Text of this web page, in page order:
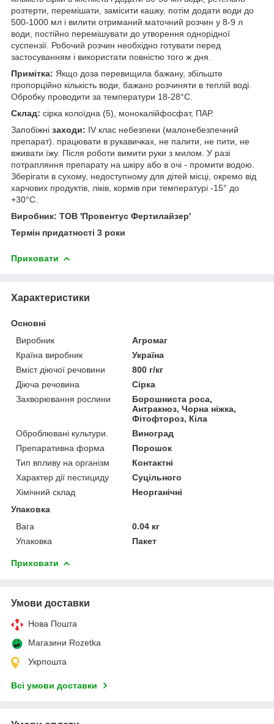
розтерти, перемішати, замісити кашку, потім додати води до
500-1000 мл і вилити отриманий маточний розчин у 8-9 л
води, постійно перемішувати до утворення однорідної
суспензії. Робочий розчин необхідно готувати перед
застосуванням і використати повністю того ж дня.
Примітка: Якщо доза перевищила бажану, збільште
пропорційно кількість води, бажано розчиняти в теплій воді.
Обробку проводити за температури 18-28°С.
Склад: сірка колоїдна (5), монокалійфосфат, ПАР.
Запобіжні заходи: IV клас небезпеки (малонебезпечний
препарат). працювати в рукавичках, не палити, не пити, не
вживати їжу. Після роботи вимити руки з милом. У разі
потрапляння препарату на шкіру або в очі - промити водою.
Зберігати в сухому, недоступному для дітей місці, окремо від
харчових продуктів, ліків, кормів при температурі -15° до
+30°С.
Виробник: ТОВ 'Провентус Фертилайзер'
Термін придатності 3 роки
Приховати
Характеристики
Основні
Виробник
Агромаг
Країна виробник
Україна
Вміст діючої речовини
800 г/кг
Діюча речовина
Сірка
Захворювання рослини
Борошниста роса,
Антракноз, Чорна ніжка,
Фітофтороз, Кіла
Оброблювані культури.
Виноград
Препаративна форма
Порошок
Тип впливу на організм
Контактні
Характер дії пестициду
Суцільного
Хімічний склад
Неорганічні
Упаковка
Вага
0.04 кг
Упаковка
Пакет
Приховати
Умови доставки
Нова Пошта
Магазини Rozetka
Укрпошта
Всі умови доставки